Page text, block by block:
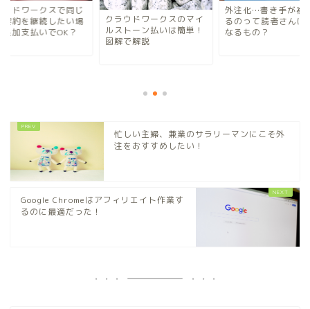
ウドワークスで同じ
契約を継続したい場
追加支払いでOK？
クラウドワークスのマイ
ルストーン払いは簡単！
図解で解説
外注化…書き手が複
るのって読者さんは
なるもの？
忙しい主婦、兼業のサラリーマンにこそ外
注をおすすめしたい！
Google Chromeはアフィリエイト作業す
るのに最適だった！